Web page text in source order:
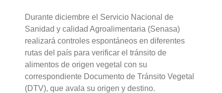
Durante diciembre el Servicio Nacional de
Sanidad y calidad Agroalimentaria (Senasa)
realizará controles espontáneos en diferentes
rutas del país para verificar el tránsito de
alimentos de origen vegetal con su
correspondiente Documento de Tránsito Vegetal
(DTV), que avala su origen y destino.